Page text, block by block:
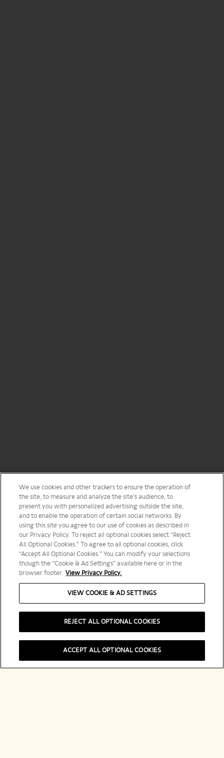
購入する
We use cookies and other trackers to ensure the operation of
the site, to measure and analyze the site’s audience, to
present you with personalized advertising outside the site,
and to enable the operation of certain social networks. By
using this site you agree to our use of cookies as described in
our Privacy Policy. To reject all optional cookies select “Reject
All Optional Cookies.” To agree to all optional cookies, click
“Accept All Optional Cookies.” You can modify your selections
though the “Cookie & Ad Settings” available here or in the
browser footer. View Privacy Policy.
VIEW COOKIE & AD SETTINGS
REJECT ALL OPTIONAL COOKIES
ACCEPT ALL OPTIONAL COOKIES